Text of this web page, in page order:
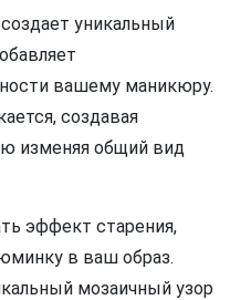
уникальный
вашему маникюру.
создавая
изменяя общий вид
эффект старения,
в ваш образ.
мозаичный узор